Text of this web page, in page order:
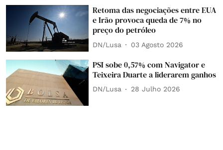
Retoma das negociações entre EUA
e Irão provoca queda de 7% no
preço do petróleo
DN/Lusa 03 Agosto 2026
PSI sobe 0,57% com Navigator e
Teixeira Duarte a liderarem ganhos
DN/Lusa 28 Julho 2026